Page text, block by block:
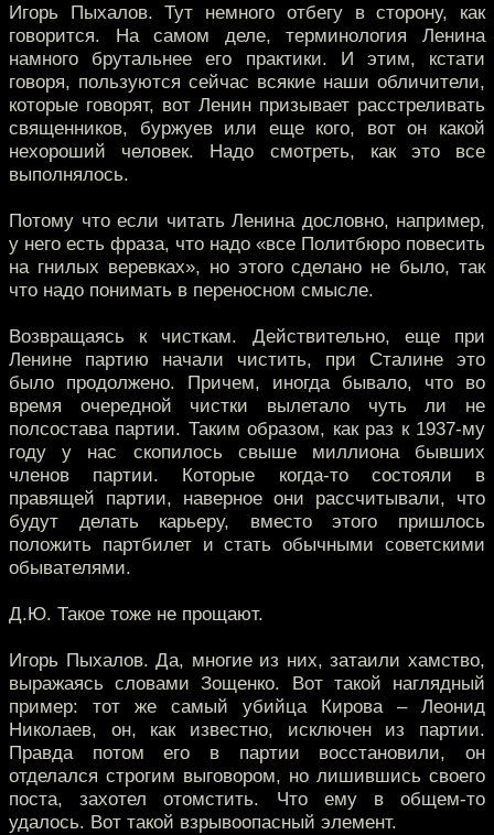
Игорь Пыхалов. Тут немного отбегу в сторону, как
говорится. На самом деле, терминология Ленина
намного брутальнее его практики. И этим, кстати
говоря, пользуются сейчас всякие наши обличители,
которые говорят, вот Ленин призывает расстреливать
священников, буржуев или еще кого, вот он какой
нехороший человек. Надо смотреть, как это все
выполнялось.
Потому что если читать Ленина дословно, например,
у него есть фраза, что надо «все Политбюро повесить
на гнилых веревках», но этого сделано не было, так
что надо понимать в переносном смысле.
Возвращаясь к чисткам. Действительно, еще при
Ленине партию начали чистить, при Сталине это
было продолжено. Причем, иногда бывало, что во
время очередной чистки вылетало чуть ли не
полсостава партии. Таким образом, как раз к 1937-му
году у нас скопилось свыше миллиона бывших
членов партии. Которые когда-то состояли в
правящей партии, наверное они рассчитывали, что
будут делать карьеру, вместо этого пришлось
положить партбилет и стать обычными советскими
обывателями.
Д.Ю. Такое тоже не прощают.
Игорь Пыхалов. Да, многие из них, затаили хамство,
выражаясь словами Зощенко. Вот такой наглядный
пример: тот же самый убийца Кирова – Леонид
Николаев, он, как известно, исключен из партии.
Правда потом его в партии восстановили, он
отделался строгим выговором, но лишившись своего
поста, захотел отомстить. Что ему в общем-то
удалось. Вот такой взрывоопасный элемент.